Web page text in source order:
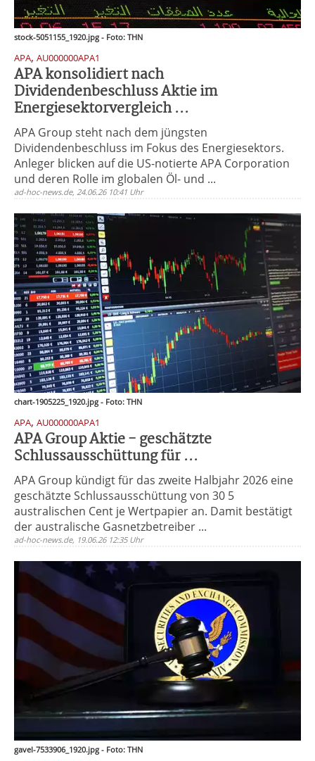
stock-5051155_1920.jpg - Foto: THN
APA, AU000000APA1
APA konsolidiert nach
Dividendenbeschluss Aktie im
Energiesektorvergleich ...
APA Group steht nach dem jüngsten
Dividendenbeschluss im Fokus des Energiesektors.
Anleger blicken auf die US-notierte APA Corporation
und deren Rolle im globalen Öl- und ...
ad-hoc-news.de, 24.06.26 10:41 Uhr
chart-1905225_1920.jpg - Foto: THN
APA, AU000000APA1
APA Group Aktie - geschätzte
Schlussausschüttung für ...
APA Group kündigt für das zweite Halbjahr 2026 eine
geschätzte Schlussausschüttung von 30 5
australischen Cent je Wertpapier an. Damit bestätigt
der australische Gasnetzbetreiber ...
ad-hoc-news.de, 19.06.26 12:35 Uhr
gavel-7533906_1920.jpg - Foto: THN